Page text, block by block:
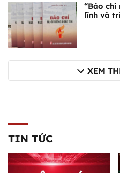
“Báo
lĩnh và
XEM
TIN TỨC